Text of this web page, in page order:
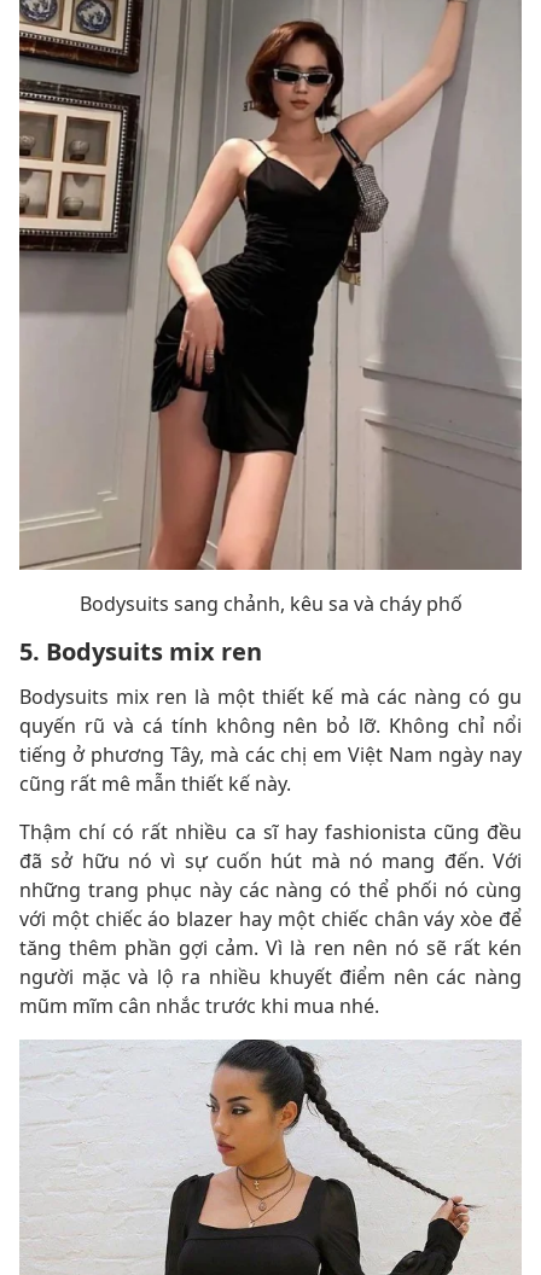
Bodysuits sang chảnh, kêu sa và cháy phố
5. Bodysuits mix ren
Bodysuits mix ren là một thiết kế mà các nàng có gu
quyến rũ và cá tính không nên bỏ lỡ. Không chỉ nổi
tiếng ở phương Tây, mà các chị em Việt Nam ngày nay
cũng rất mê mẫn thiết kế này.
Thậm chí có rất nhiều ca sĩ hay fashionista cũng đều
đã sở hữu nó vì sự cuốn hút mà nó mang đến. Với
những trang phục này các nàng có thể phối nó cùng
với một chiếc áo blazer hay một chiếc chân váy xòe để
tăng thêm phần gợi cảm. Vì là ren nên nó sẽ rất kén
người mặc và lộ ra nhiều khuyết điểm nên các nàng
mũm mĩm cân nhắc trước khi mua nhé.